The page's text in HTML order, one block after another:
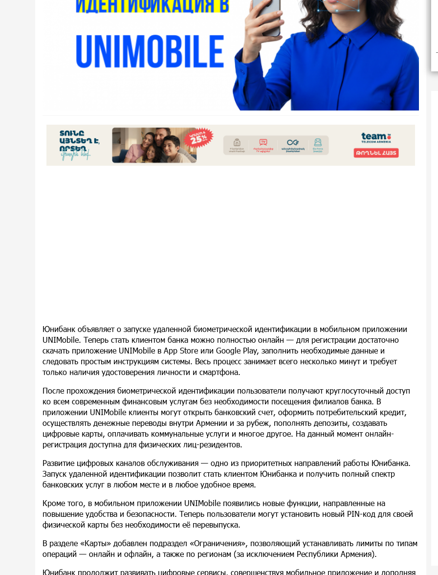
Юнибанк объявляет о запуске удаленной биометрической идентификации в мобильном приложении
UNIMobile. Теперь стать клиентом банка можно полностью онлайн — для регистрации достаточно
скачать приложение UNIMobile в App Store или Google Play, заполнить необходимые данные и
следовать простым инструкциям системы. Весь процесс занимает всего несколько минут и требует
только наличия удостоверения личности и смартфона.
После прохождения биометрической идентификации пользователи получают круглосуточный доступ
ко всем современным финансовым услугам без необходимости посещения филиалов банка. В
приложении UNIMobile клиенты могут открыть банковский счет, оформить потребительский кредит,
осуществлять денежные переводы внутри Армении и за рубеж, пополнять депозиты, создавать
цифровые карты, оплачивать коммунальные услуги и многое другое. На данный момент онлайн-
регистрация доступна для физических лиц-резидентов.
Развитие цифровых каналов обслуживания — одно из приоритетных направлений работы Юнибанка.
Запуск удаленной идентификации позволит стать клиентом Юнибанка и получить полный спектр
банковских услуг в любом месте и в любое удобное время.
Кроме того, в мобильном приложении UNIMobile появились новые функции, направленные на
повышение удобства и безопасности. Теперь пользователи могут установить новый PIN-код для своей
физической карты без необходимости её перевыпуска.
В разделе «Карты» добавлен подраздел «Ограничения», позволяющий устанавливать лимиты по типам
операций — онлайн и офлайн, а также по регионам (за исключением Республики Армения).
Юнибанк продолжит развивать цифровые сервисы, совершенствуя мобильное приложение и дополняя